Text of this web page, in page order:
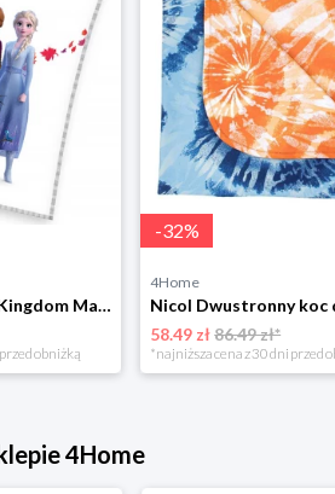
Koc dziecięcy Ice Kingdom Magical Breeze, 130 x 160 cm 4-Home
obniżką
-32%
4Home
58.49 zł86.49 zł*
*najniższa cena z 30 dni przed
4Home